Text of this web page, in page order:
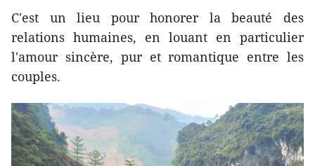
C'est un lieu pour honorer la beauté des
relations humaines, en louant en particulier
l'amour sincère, pur et romantique entre les
couples.